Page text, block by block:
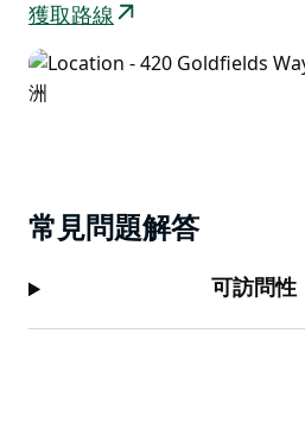
獲取路線
常見問題解答
可訪問性